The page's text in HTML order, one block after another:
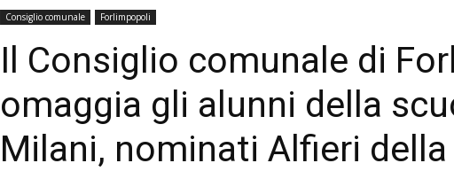
Consiglio comunale Forlimpopoli
Il Consiglio comunale di
omaggia gli alunni della
Milani, nominati Alfieri della